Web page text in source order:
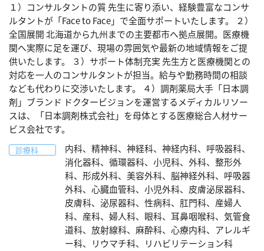
１）コンサルタントの質 先生に寄り添い、経験豊富なコンサ
ルタントが「Face to Face」で全面サポートいたします。 ２）
全国展開 北海道から九州までの主要都市へ拠点展開。医療機
関へ実際に足を運び、現場の雰囲気や最新の地域情報をご提
供いたします。 ３）サポート体制充実 先生方と医療機関との
対応を一人のコンサルタントが担当。給与や勤務時間の相談
なども代わりに交渉いたします。 ４）調剤薬局大手「日本調
剤」ブランド ドクタービジョンを運営するメディカルリソー
スは、「日本調剤株式会社」を母体とする医療総合人材サー
ビス会社です。
診療科
内科、精神科、神経科、神経内科、呼吸器科、
消化器科、循環器科、小児科、外科、整形外
科、形成外科、美容外科、脳神経外科、呼吸器
外科、心臓血管科、小児外科、皮膚泌尿器科、
皮膚科、泌尿器科、性病科、肛門科、産婦人
科、産科、婦人科、眼科、耳鼻咽喉科、気管食
道科、放射線科、麻酔科、心療内科、アレルギ
ー科、リウマチ科、リハビリテーション科